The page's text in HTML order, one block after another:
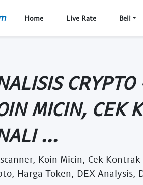
Home Live Rate Beli
MICIN, CEK
...
Koin Micin, Cek
Harga Token, DEX